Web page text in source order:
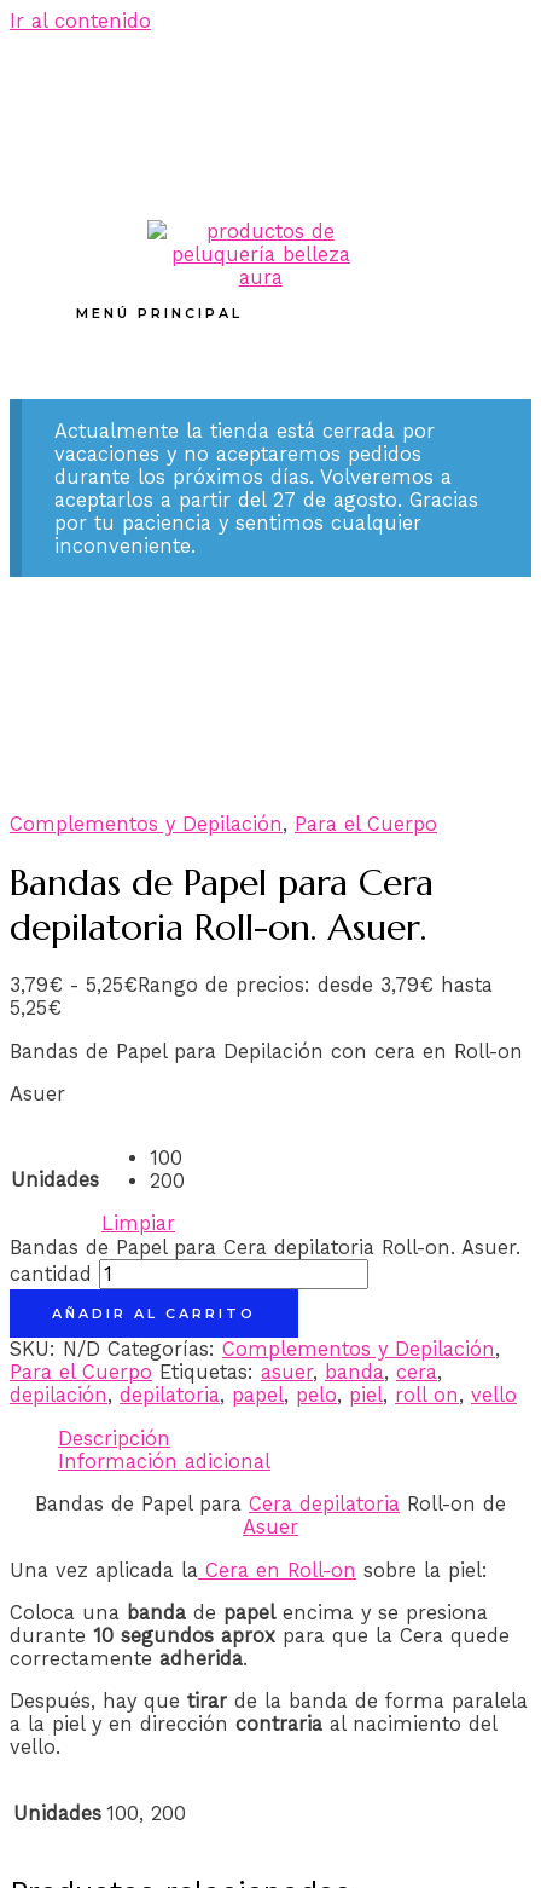
Ir al contenido
MENÚ PRINCIPAL
Actualmente la tienda está cerrada por
vacaciones y no aceptaremos pedidos
durante los próximos días. Volveremos a
aceptarlos a partir del 27 de agosto. Gracias
por tu paciencia y sentimos cualquier
inconveniente.
Complementos y Depilación, Para el Cuerpo
Bandas de Papel para Cera
depilatoria Roll-on. Asuer.
3,79€ - 5,25€Rango de precios: desde 3,79€ hasta
5,25€
Bandas de Papel para Depilación con cera en Roll-on
Asuer
Unidades
100
200
Limpiar
Bandas de Papel para Cera depilatoria Roll-on. Asuer.
cantidad
AÑADIR AL CARRITO
SKU: N/D Categorías: Complementos y Depilación,
Para el Cuerpo Etiquetas: asuer, banda, cera,
depilación, depilatoria, papel, pelo, piel, roll on, vello
Descripción
Información adicional
Bandas de Papel para Cera depilatoria Roll-on de
Asuer
Una vez aplicada la Cera en Roll-on sobre la piel:
Coloca una banda de papelencima y se presiona
durante 10 segundos aprox para que la Cera quede
correctamente adherida.
Después, hay que tirar de la banda de forma paralela
a la piel y en dirección contraria al nacimiento del
vello.
Unidades 100, 200